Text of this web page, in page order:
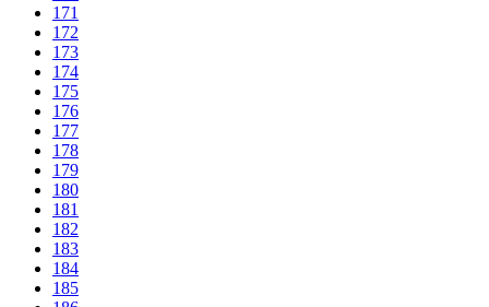
171
172
173
174
175
176
177
178
179
180
181
182
183
184
185